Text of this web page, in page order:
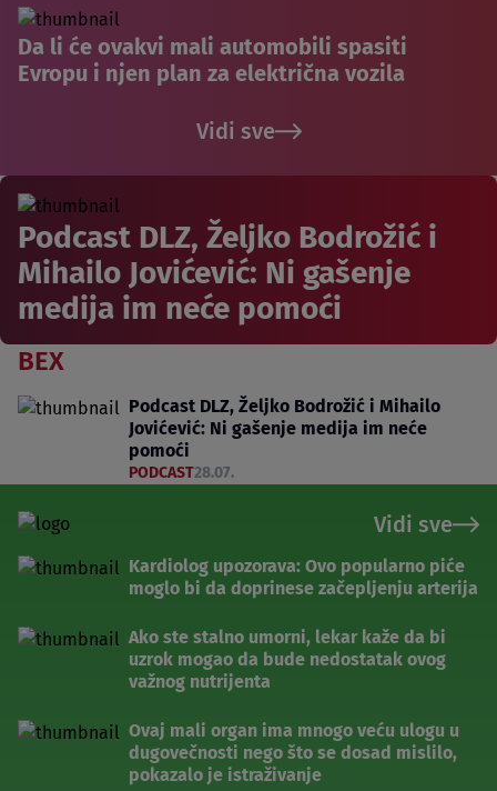
Da li će ovakvi mali automobili spasiti
Evropu i njen plan za električna vozila
Vidi sve
Podcast DLZ, Željko Bodrožić i
Mihailo Jovićević: Ni gašenje
medija im neće pomoći
BEX
Podcast DLZ, Željko Bodrožić i Mihailo
Jovićević: Ni gašenje medija im neće
pomoći
PODCAST28.07.
Vidi sve
Kardiolog upozorava: Ovo popularno piće
moglo bi da doprinese začepljenju arterija
Ako ste stalno umorni, lekar kaže da bi
uzrok mogao da bude nedostatak ovog
važnog nutrijenta
Ovaj mali organ ima mnogo veću ulogu u
dugovečnosti nego što se dosad mislilo,
pokazalo je istraživanje